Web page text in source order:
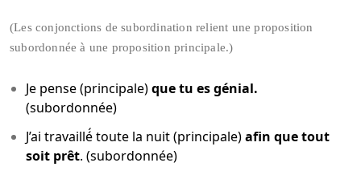
(Les conjonctions de subordination relient une proposition
subordonnée à une proposition principale.)
Je pense (principale)que tu es génial.
(subordonnée)
J’ai travaillé́ toute la nuit (principale)afin que tout
soit prêt. (subordonnée)